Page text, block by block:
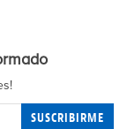
SUSCRIBIRME